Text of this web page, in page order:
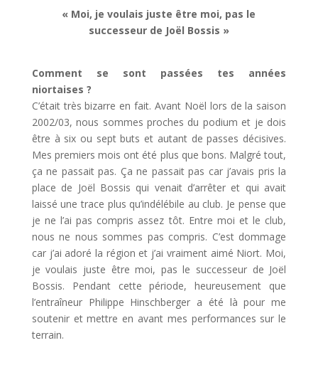
« Moi, je voulais juste être moi, pas le
successeur de Joël Bossis »
Comment se sont passées tes années
niortaises ?
C’était très bizarre en fait. Avant Noël lors de la saison
2002/03, nous sommes proches du podium et je dois
être à six ou sept buts et autant de passes décisives.
Mes premiers mois ont été plus que bons. Malgré tout,
ça ne passait pas. Ça ne passait pas car j’avais pris la
place de Joël Bossis qui venait d’arrêter et qui avait
laissé une trace plus qu’indélébile au club. Je pense que
je ne l’ai pas compris assez tôt. Entre moi et le club,
nous ne nous sommes pas compris. C’est dommage
car j’ai adoré la région et j’ai vraiment aimé Niort. Moi,
je voulais juste être moi, pas le successeur de Joël
Bossis. Pendant cette période, heureusement que
l’entraîneur Philippe Hinschberger a été là pour me
soutenir et mettre en avant mes performances sur le
terrain.